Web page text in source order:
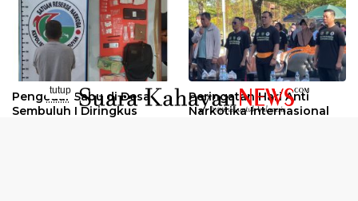
Pengedar Sabu di Desa
Sembuluh I Diringkus
Peringatan Hari Anti
Narkotika Internasional
tutup
..........